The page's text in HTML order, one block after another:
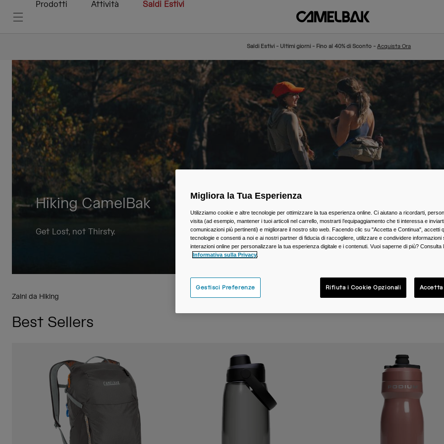
Prodotti Attività Saldi Estivi
Saldi Estivi - Ultimi giorni - Fino al 40% di Sconto -Acquista Ora
Hiking CamelBak
Get Lost, not Thirsty.
Zaini da Hiking Borracce da Hiking
Best Sellers
Migliora la Tua Esperienza
Utilizziamo cookie e altre tecnologie per ottimizzare la tua esperienza online. Ci aiutano a ricordarti,
visita (ad esempio, mantener i tuoi articoli nel carrello, mostrarti l’equipaggiamento che ti interessa e
comunicazioni più pertinenti) e migliorare il nostro sito web. Facendo clic su "Accetta e Continua", accetti
tecnologie e consenti a noi e ai nostri partner di fiducia di raccogliere, utilizzare e condividere informazioni
interazioni online per personalizzare la tua esperienza digitale e i contenuti. Vuoi saperne di più? Consulta
Informativa sulla Privacy
Gestisci Preferenze Rifiuta i Cookie Opzionali Accetta